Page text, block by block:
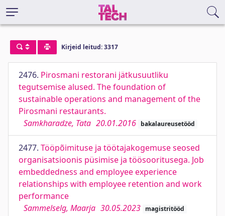
Kirjeid leitud: 3317
2476. Pirosmani restorani jätkusuutliku
tegutsemise alused. The foundation of
sustainable operations and management of the
Pirosmani restaurants.
Samkharadze, Tata 20.01.2016 bakalaureusetööd
2477. Tööpõimituse ja töötajakogemuse seosed
organisatsioonis püsimise ja töösooritusega. Job
embeddedness and employee experience
relationships with employee retention and work
performance
Sammelselg, Maarja 30.05.2023 magistritööd